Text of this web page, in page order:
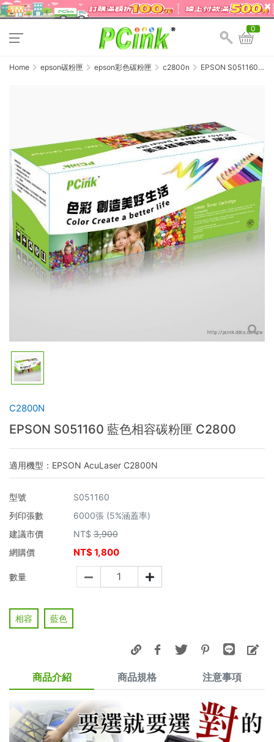
0
Home epson碳粉匣 epson彩色碳粉匣 c2800n
EPSON S051160
C2800N
EPSON S051160 藍色相容碳粉匣 C2800
適用機型：EPSON AcuLaser C2800N
型號
S051160
列印張數
6000張 (5%涵蓋率)
建議市價
NT$ 3,900
網購價
NT$1,800
數量
相容 藍色
商品介紹 商品規格 注意事項